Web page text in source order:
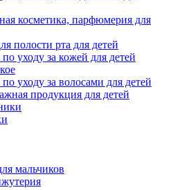
косметика, парфюмерия для
полости рта для детей
уходу за кожей для детей
уходу за волосами для детей
продукция для детей
мальчиков